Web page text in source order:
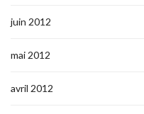
juin 2012
mai 2012
avril 2012